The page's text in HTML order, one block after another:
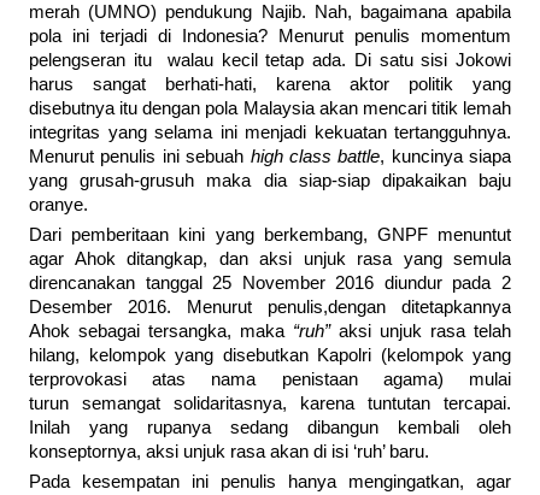
merah (UMNO) pendukung Najib. Nah, bagaimana apabila
pola ini terjadi di Indonesia? Menurut penulis momentum
pelengseran itu walau kecil tetap ada. Di satu sisi Jokowi
harus sangat berhati-hati, karena aktor politik yang
disebutnya itu dengan pola Malaysia akan mencari titik lemah
integritas yang selama ini menjadi kekuatan tertangguhnya.
Menurut penulis ini sebuah high class battle, kuncinya siapa
yang grusah-grusuh maka dia siap-siap dipakaikan baju
oranye.
Dari pemberitaan kini yang berkembang, GNPF menuntut
agar Ahok ditangkap, dan aksi unjuk rasa yang semula
direncanakan tanggal 25 November 2016 diundur pada 2
Desember 2016. Menurut penulis,dengan ditetapkannya
Ahok sebagai tersangka, maka “ruh”aksi unjuk rasa telah
hilang, kelompok yang disebutkan Kapolri (kelompok yang
terprovokasi atas nama penistaan agama) mulai
turun semangat solidaritasnya, karena tuntutan tercapai.
Inilah yang rupanya sedang dibangun kembali oleh
konseptornya, aksi unjuk rasa akan di isi ‘ruh’ baru.
Pada kesempatan ini penulis hanya mengingatkan, agar